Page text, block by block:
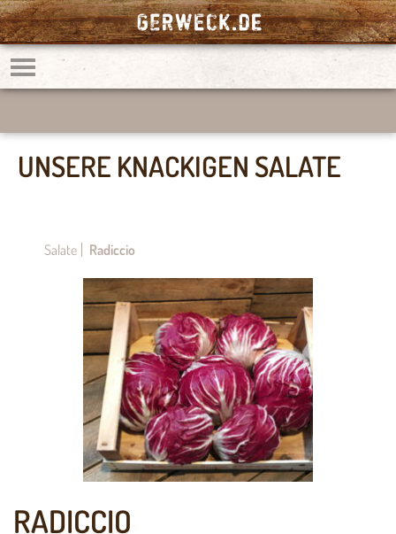
UNSERE KNACKIGEN SALATE
Salate Radiccio
RADICCIO